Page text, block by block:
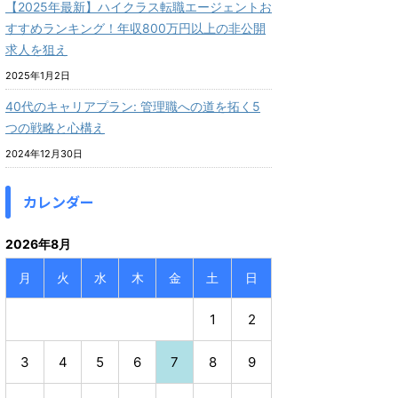
【2025年最新】ハイクラス転職エージェントお
すすめランキング！年収800万円以上の非公開
求人を狙え
2025年1月2日
40代のキャリアプラン: 管理職への道を拓く5
つの戦略と心構え
2024年12月30日
カレンダー
2026年8月
月 火 水 木 金 土 日
1 2
3 4 5 6 7 8 9